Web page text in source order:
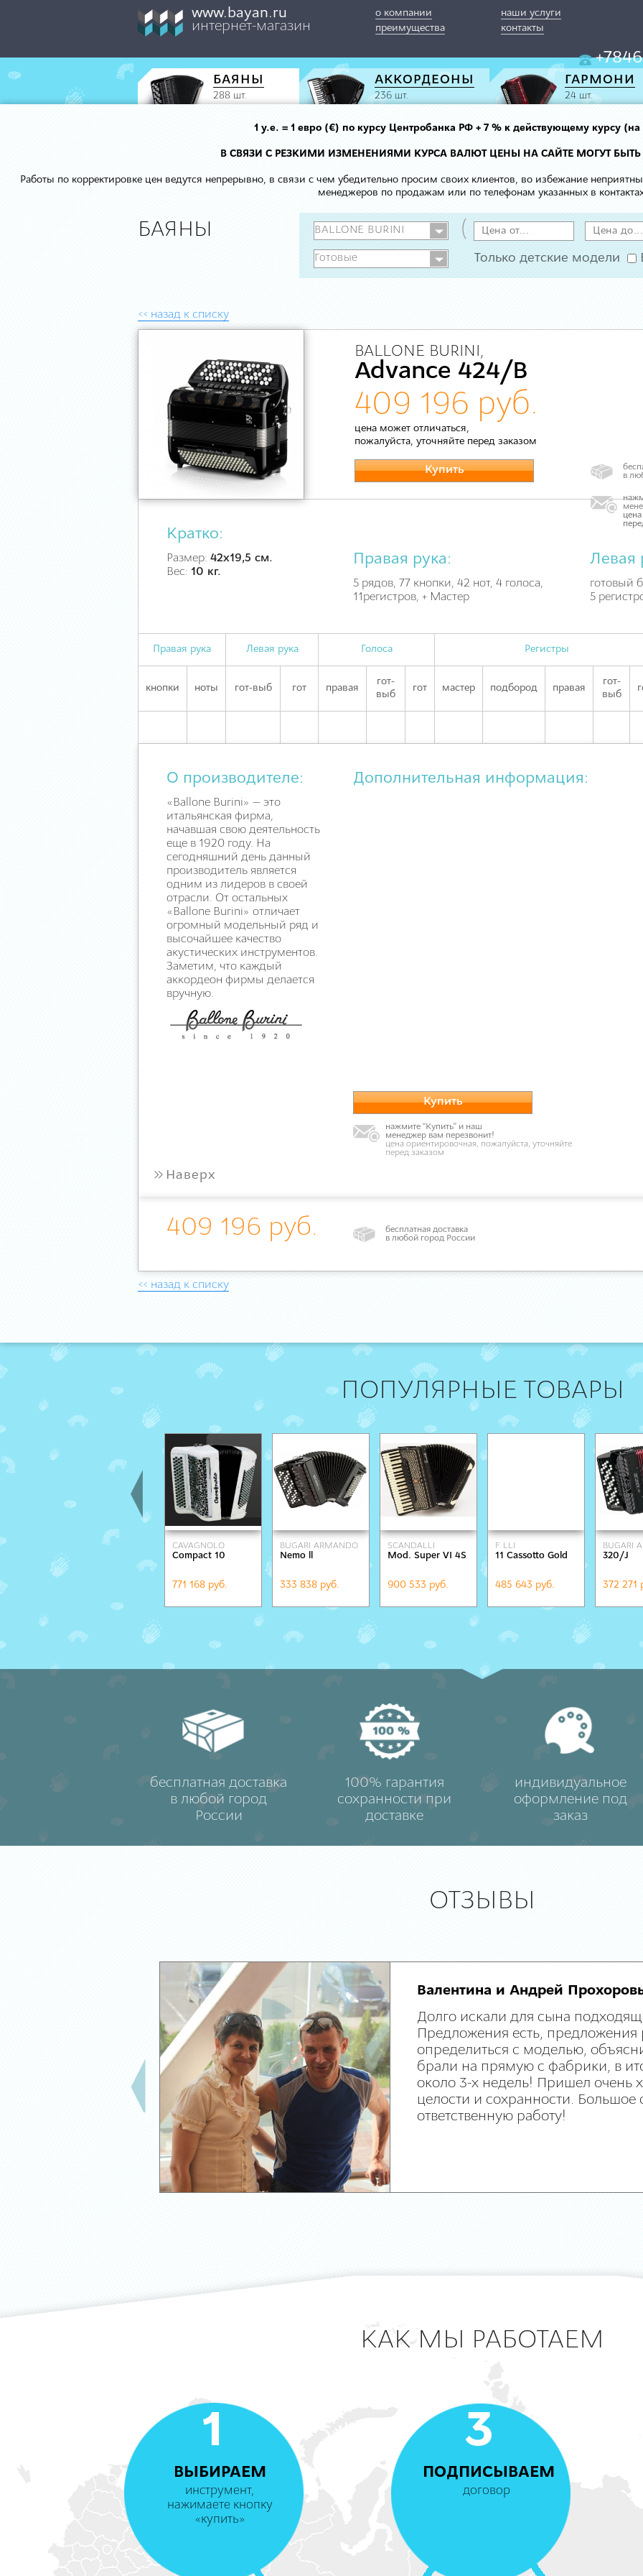
www.bayan.ru
интернет-магазин
о компании
наши услуги
преимущества
контакты
БАЯНЫ
288 шт.
АККОРДЕОНЫ
236 шт.
ГАРМОНИ
24 шт.
1 у.е. = 1 евро (€) по курсу Центробанка РФ + 7 % к действующему курсу
В СВЯЗИ С РЕЗКИМИ ИЗМЕНЕНИЯМИ КУРСА ВАЛЮТ ЦЕНЫ НА САЙТЕ МОГУТ
Работы по корректировке цен ведутся непрерывно, в связи с чем убедительно просим своих клиентов, во избежание
менеджеров по продажам или по телефонам указанных в
БАЯНЫ (
Только детские модели
<< назад к списку
BALLONE BURINI,
Advance 424/B
409 196 руб.
цена может отличаться,
пожалуйста, уточняйте перед заказом
Купить
в
Кратко:
Размер: 42х19,5 см.
Вес: 10 кг.
Правая рука:
5 рядов, 77 кнопки, 42 нот, 4 голоса,
11регистров, + Мастер
Левая
готовый
5
Правая рука Левая рука Голоса Регистры
кнопки ноты гот-выб гот правая
гот-
выб
гот мастер подбород правая
гот-
выб
О производителе:
«Ballone Burini» — это
итальянская фирма,
начавшая свою деятельность
еще в 1920 году. На
сегодняшний день данный
производитель является
одним из лидеров в своей
отрасли. От остальных
«Ballone Burini» отличает
огромный модельный ряд и
высочайшее качество
акустических инструментов.
Заметим, что каждый
аккордеон фирмы делается
вручную.
Дополнительная информация:
Купить
нажмите “Купить” и наш
менеджер вам перезвонит!
цена ориентировочная, пожалуйста, уточняйте
перед заказом
» Наверх
409 196 руб.
бесплатная доставка
в любой город России
<< назад к списку
ПОПУЛЯРНЫЕ ТОВАРЫ
СAVAGNOLO
Compact 10
771 168 руб.
BUGARI ARMANDO
Nemo ll
333 838 руб.
SCANDALLI
Mod. Super VI 4S
900 533 руб.
F. LLI
ALESSANDRINI
11 Cassotto Gold
485 643 руб.
BUGARI
320/J
372 271
бесплатная доставка
в любой город
России
100% гарантия
сохранности при
доставке
индивидуальное
оформление под
заказ
ОТЗЫВЫ
Валентина и Андрей
Долго искали для сына
Предложения есть, предложения
определиться с моделью,
брали на прямую с фабрики, в
около 3-х недель! Пришел очень
целости и сохранности. Большое
ответственную работу!
КАК МЫ РАБОТАЕМ
1
ВЫБИРАЕМ
инструмент,
нажимаете кнопку
«купить»
3
ПОДПИСЫВАЕМ
договор